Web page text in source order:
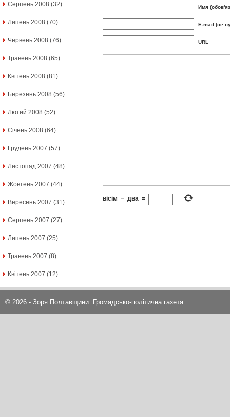
Серпень 2008 (32)
Липень 2008 (70)
Червень 2008 (76)
Травень 2008 (65)
Квітень 2008 (81)
Березень 2008 (56)
Лютий 2008 (52)
Січень 2008 (64)
Грудень 2007 (57)
Листопад 2007 (48)
Жовтень 2007 (44)
Вересень 2007 (31)
Серпень 2007 (27)
Липень 2007 (25)
Травень 2007 (8)
Квітень 2007 (12)
Имя
E-mail (не
URL
вісім − два =
© 2026 - Зоря Полтавщини. Громадсько-політична газета